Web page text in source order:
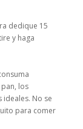
dedique 15
y haga
los
ideales. No se
para comer